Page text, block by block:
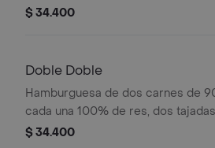
queso tipo mozzarella, tocineta,
$ 34.400
Doble Doble
Hamburguesa de dos carnes de
cada una 100% de res, dos
queso tipo mozzarella, cebolla grillé,
$ 34.400